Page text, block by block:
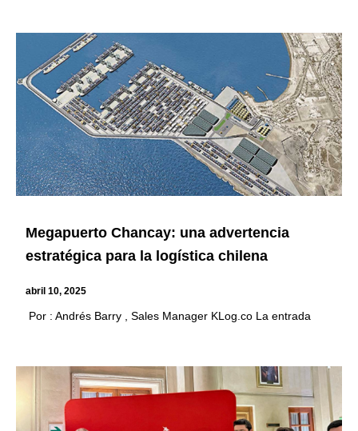
Megapuerto Chancay: una advertencia
estratégica para la logística chilena
abril 10, 2025
Por : Andrés Barry , Sales Manager KLog.co La entrada